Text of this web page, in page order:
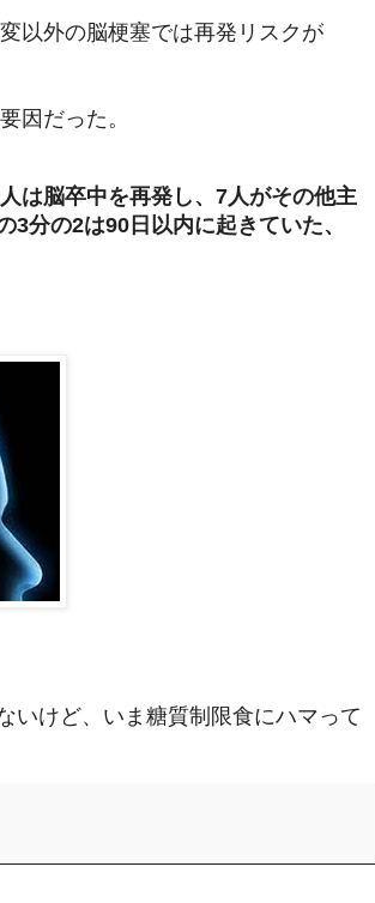
以外の脳梗塞では再発リスクが
因だった。
は脳卒中を再発し、7人がその他主
分の2は90日以内に起きていた、
いけど、いま糖質制限食にハマって